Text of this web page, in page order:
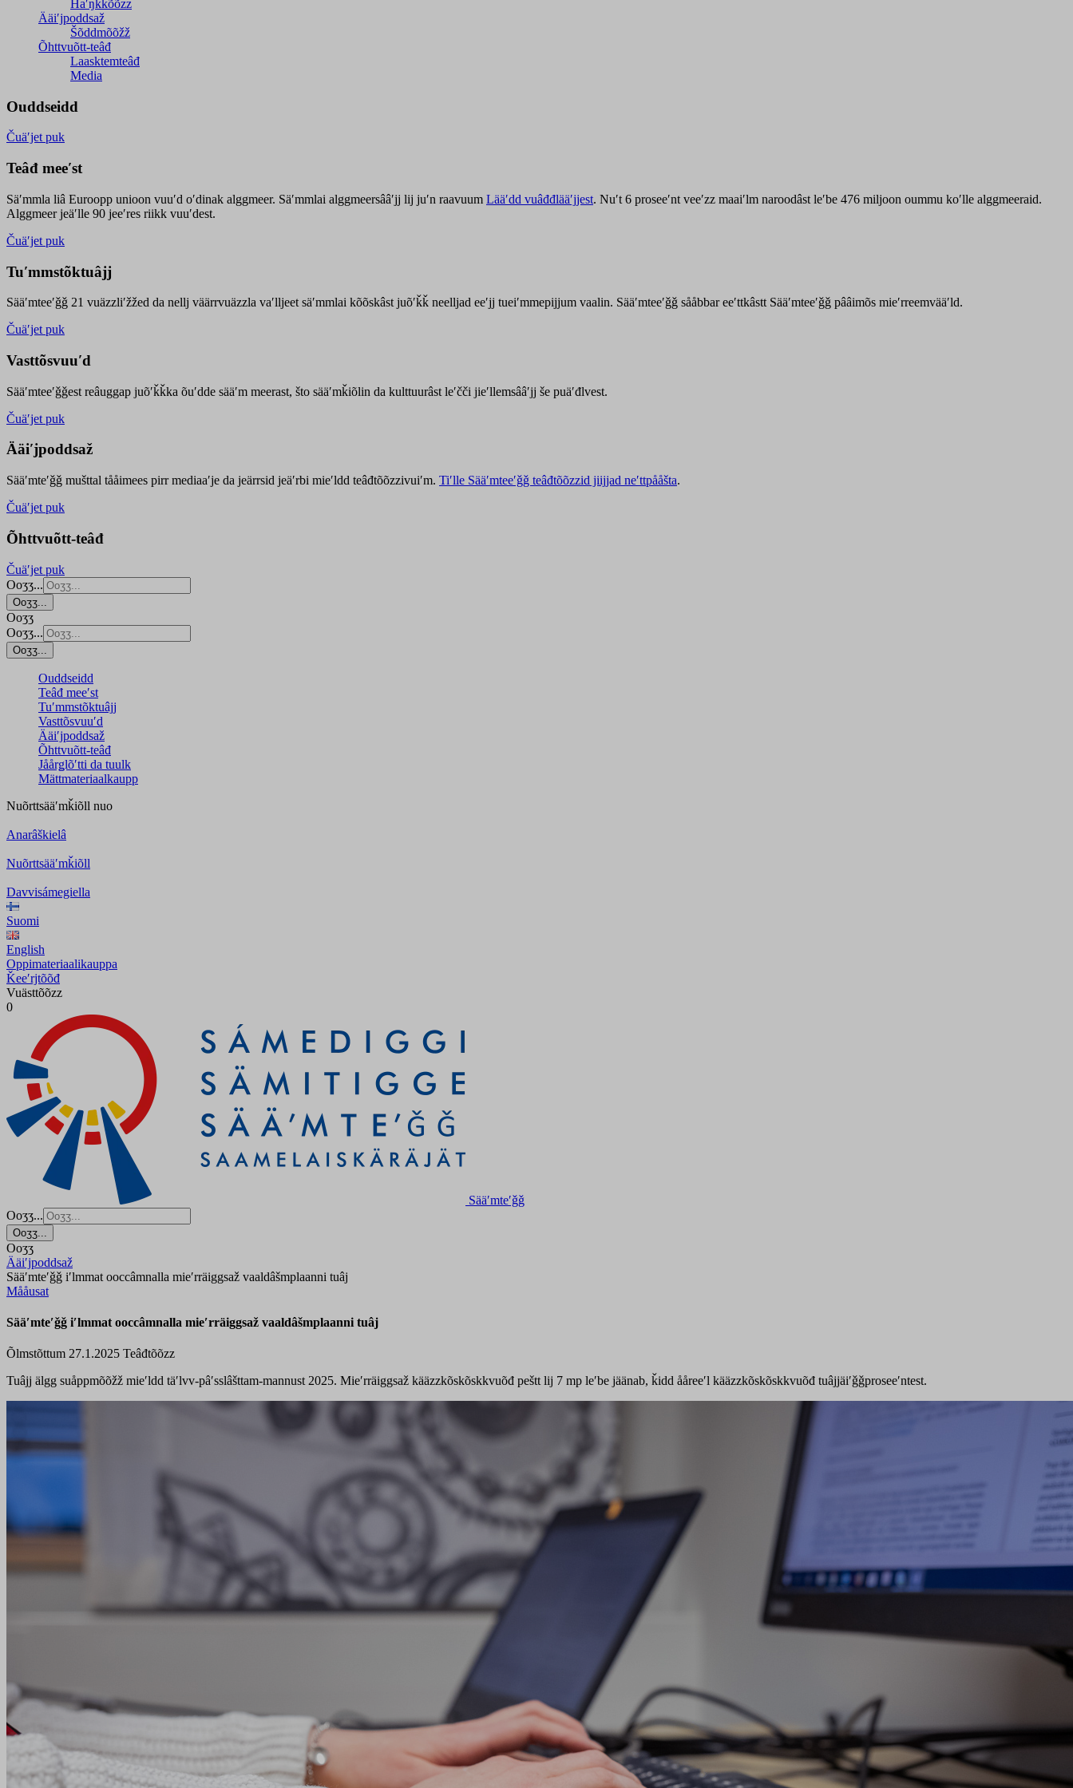
Haʹŋǩǩõõzz
Ääiʹjpoddsaž
Šõddmõõžž
Õhttvuõtt-teâđ
Laasktemteâđ
Media
Ouddseidd
Čuäʹjet puk
Teâđ meeʹst
Säʹmmla liâ Euroopp unioon vuuʹd oʹdinak alggmeer. Säʹmmlai alggmeersââʹjj lij juʹn raavuum Lääʹdd vuâđđlääʹjjest. Nuʹt 6 proseeʹnt veeʹzz maaiʹlm naroodâst leʹbe 476 miljoon oummu koʹlle alggmeeraid.
Alggmeer jeäʹlle 90 jeeʹres riikk vuuʹdest.
Čuäʹjet puk
Tuʹmmstõktuâjj
Sääʹmteeʹǧǧ 21 vuäzzliʹžžed da nellj väärrvuäzzla vaʹlljeet säʹmmlai kõõskâst juõʹǩǩ neelljad eeʹjj tueiʹmmepijjum vaalin. Sääʹmteeʹǧǧ sååbbar eeʹttkâstt Sääʹmteeʹǧǧ pââimõs mieʹrreemvääʹld.
Čuäʹjet puk
Vasttõsvuuʹd
Sääʹmteeʹǧǧest reâuggap juõʹǩǩka õuʹdde sääʹm meerast, što sääʹmǩiõlin da kulttuurâst leʹčči jieʹllemsââʹjj še puäʹđlvest.
Čuäʹjet puk
Ääiʹjpoddsaž
Sääʹmteʹǧǧ mušttal tååimees pirr mediaaʹje da jeärrsid jeäʹrbi mieʹldd teâđtõõzzivuiʹm. Tiʹlle Sääʹmteeʹǧǧ teâđtõõzzid jiijjad neʹttpååšta.
Čuäʹjet puk
Õhttvuõtt-teâđ
Čuäʹjet puk
Ooʒʒ...
Ooʒʒ...
Ooʒʒ
Ooʒʒ...
Ooʒʒ...
Ouddseidd
Teâđ meeʹst
Tuʹmmstõktuâjj
Vasttõsvuuʹd
Ääiʹjpoddsaž
Õhttvuõtt-teâđ
Jåårǥlõʹtti da tuulk
Mättmateriaalkaupp
Nuõrttsääʹmǩiõll nuo
Anarâškielâ
Nuõrttsääʹmǩiõll
Davvisámegiella
Suomi
English
Oppimateriaalikauppa
Ǩeeʹrjtõõđ
Vuästtõõzz
0
Sääʹmteʹǧǧ
Ooʒʒ...
Ooʒʒ...
Ooʒʒ
Ääiʹjpoddsaž
Sääʹmteʹǧǧ iʹlmmat ooccâmnalla mieʹrräiggsaž vaaldâšmplaanni tuâj
Mååusat
Sääʹmteʹǧǧ iʹlmmat ooccâmnalla mieʹrräiggsaž vaaldâšmplaanni tuâj
Õlmstõttum 27.1.2025 Teâđtõõzz
Tuâjj älgg suåppmõõžž mieʹldd täʹlvv-pâʹsslâšttam-mannust 2025. Mieʹrräiggsaž kääzzkõskõskkvuõđ peštt lij 7 mp leʹbe jäänab, ǩidd ååreeʹl kääzzkõskõskkvuõđ tuâjjäiʹǧǧproseeʹntest.